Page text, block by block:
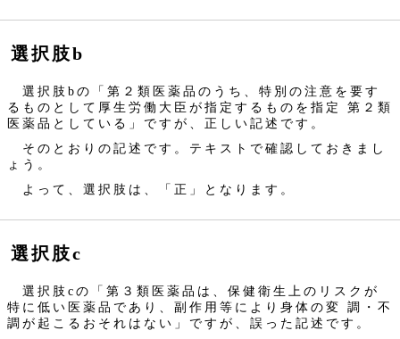
選択肢b
選択肢bの「第２類医薬品のうち、特別の注意を要す
るものとして厚生労働大臣が指定するものを指定 第２類
医薬品としている」ですが、正しい記述です。
そのとおりの記述です。テキストで確認しておきまし
ょう。
よって、選択肢は、「正」となります。
選択肢c
選択肢cの「第３類医薬品は、保健衛生上のリスクが
特に低い医薬品であり、副作用等により身体の変 調・不
調が起こるおそれはない」ですが、誤った記述です。